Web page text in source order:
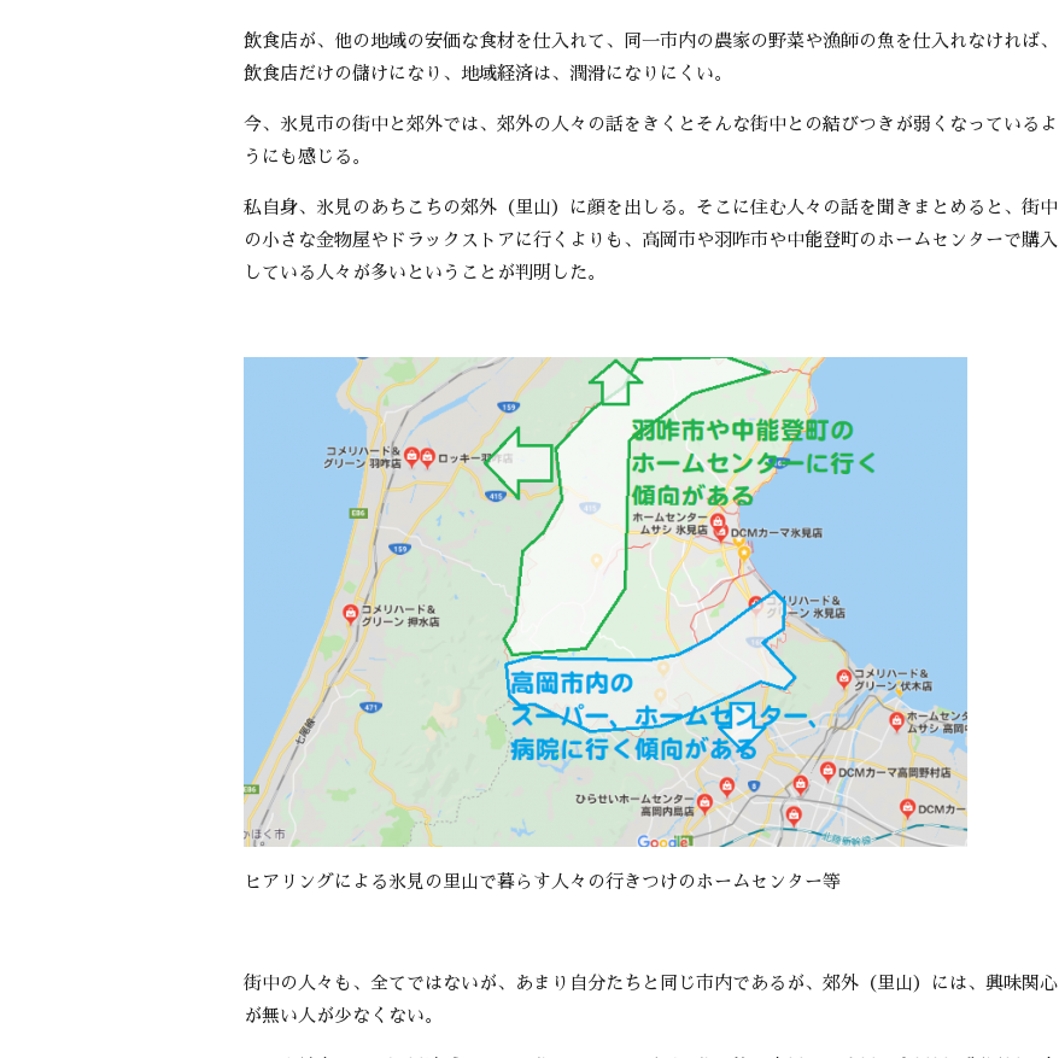
飲食店が、他の地域の安価な食材を仕入れて、同一市内の農家の野菜や漁師の魚を仕入れなければ、
飲食店だけの儲けになり、地域経済は、潤滑になりにくい。
今、氷見市の街中と郊外では、郊外の人々の話をきくとそんな街中との結びつきが弱くなっているよ
うにも感じる。
私自身、氷見のあちこちの郊外（里山）に顔を出しる。そこに住む人々の話を聞きまとめると、街中
の小さな金物屋やドラックストアに行くよりも、高岡市や羽咋市や中能登町のホームセンターで購入
している人々が多いということが判明した。
ヒアリングによる氷見の里山で暮らす人々の行きつけのホームセンター等
街中の人々も、全てではないが、あまり自分たちと同じ市内であるが、郊外（里山）には、興味関心
が無い人が少なくない。